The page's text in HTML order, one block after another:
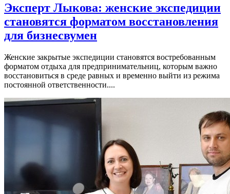
Эксперт Лыкова: женские экспедиции
становятся форматом восстановления
для бизнесвумен
Женские закрытые экспедиции становятся востребованным
форматом отдыха для предпринимательниц, которым важно
восстановиться в среде равных и временно выйти из режима
постоянной ответственности....